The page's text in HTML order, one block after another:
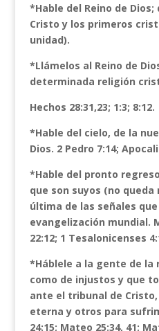
*Hable del Reino de
Cristo y los primeros
unidad).
*Llámelos al Reino de
determinada religión
Hechos 28:31,23; 1:3; 8:12.
*Hable del cielo, de la
Dios. 2 Pedro 7:14;
*Hable del pronto
que son suyos (no
última de las señales
evangelización mundial.
22:12; 1 Tesalonicenses
*Háblele a la gente de la
como de injustos y que
ante el tribunal de
eterna y otros para
24:15; Mateo 25:34, 41;